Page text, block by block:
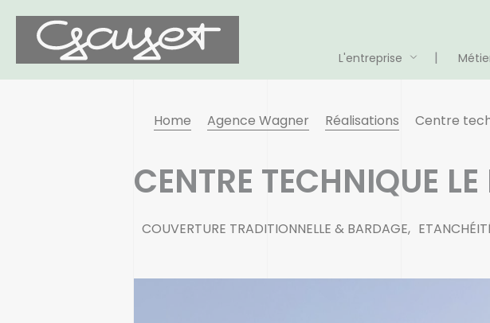
L'entreprise
Home Agence Wagner Réalisations Centre
CENTRE TECHNIQUE
COUVERTURE TRADITIONNELLE & BARDAGE